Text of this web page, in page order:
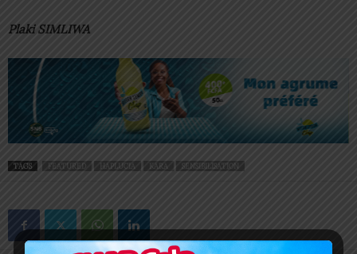
Plaki SIMLIWA
TAGS FEATURED HAPLUCIA KARA SENSIBILISATION